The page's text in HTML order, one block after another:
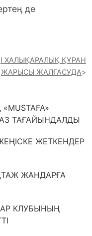
де
І ХАЛЫҚАРАЛЫҚ ҚҰРАН
ЖАРЫСЫ ЖАЛҒАСУДА
ТАҒАЙЫНДАЛДЫ
ЖЕТКЕНДЕР
ЖАНДАРҒА
КЛУБЫНЫҢ